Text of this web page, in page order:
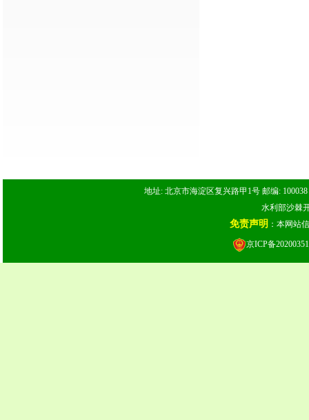
地址: 北京市海淀区复兴路甲1号 邮编:
水利部沙棘
免责声明 ：本网站
京ICP备